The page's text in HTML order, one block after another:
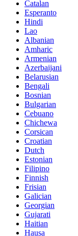
Catalan
Esperanto
Hindi
Lao
Albanian
Amharic
Armenian
Azerbaijani
Belarusian
Bengali
Bosnian
Bulgarian
Cebuano
Chichewa
Corsican
Croatian
Dutch
Estonian
Filipino
Finnish
Frisian
Galician
Georgian
Gujarati
Haitian
Hausa